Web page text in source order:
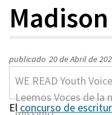
Madison
publicado 20 de Abril de
El concurso de